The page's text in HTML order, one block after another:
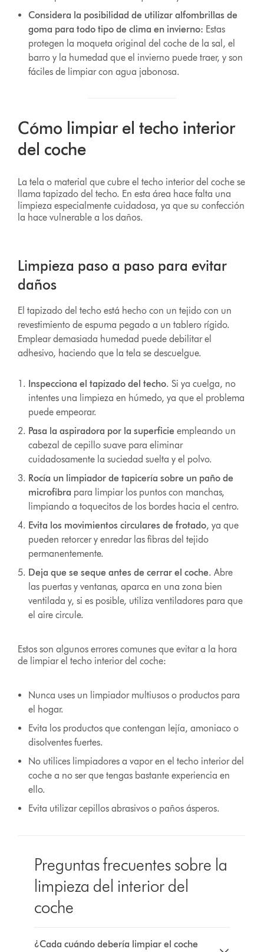
Considera la posibilidad de utilizar alfombrillas de
goma para todo tipo de clima en invierno: Estas
protegen la moqueta original del coche de la sal, el
barro y la humedad que el invierno puede traer, y son
fáciles de limpiar con agua jabonosa.
Cómo limpiar el techo interior
del coche
La tela o material que cubre el techo interior del coche se
llama tapizado del techo. En esta área hace falta una
limpieza especialmente cuidadosa, ya que su confección
la hace vulnerable a los daños.
Limpieza paso a paso para evitar
daños
El tapizado del techo está hecho con un tejido con un
revestimiento de espuma pegado a un tablero rígido.
Emplear demasiada humedad puede debilitar el
adhesivo, haciendo que la tela se descuelgue.
Inspecciona el tapizado del techo. Si ya cuelga, no
intentes una limpieza en húmedo, ya que el problema
puede empeorar.
Pasa la aspiradora por la superficieempleando un
cabezal de cepillo suave para eliminar
cuidadosamente la suciedad suelta y el polvo.
Rocía un limpiador de tapicería sobre un paño de
microfibra para limpiar los puntos con manchas,
limpiando a toquecitos de los bordes hacia el centro.
Evita los movimientos circulares de frotado, ya que
pueden retorcer y enredar las fibras del tejido
permanentemente.
Deja que se seque antes de cerrar el coche. Abre
las puertas y ventanas, aparca en una zona bien
ventilada y, si es posible, utiliza ventiladores para que
el aire circule.
Estos son algunos errores comunes que evitar a la hora
de limpiar el techo interior del coche:
Nunca uses un limpiador multiusos o productos para
el hogar.
Evita los productos que contengan lejía, amoniaco o
disolventes fuertes.
No utilices limpiadores a vapor en el techo interior del
coche a no ser que tengas bastante experiencia en
ello.
Evita utilizar cepillos abrasivos o paños ásperos.
Preguntas frecuentes sobre la
limpieza del interior del
coche
¿Cada cuándo debería limpiar el coche